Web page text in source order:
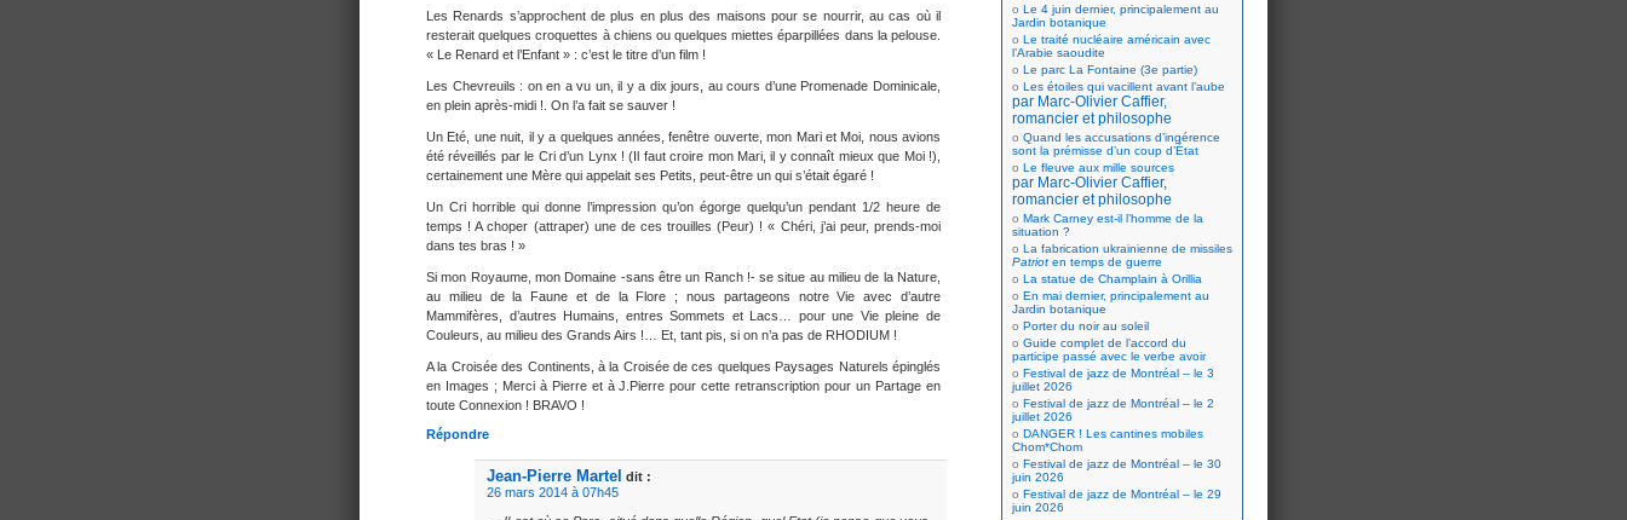
Les Renards s’approchent de plus en plus des maisons pour se nourrir, au cas où il
resterait quelques croquettes à chiens ou quelques miettes éparpillées dans la pelouse.
« Le Renard et l’Enfant » : c’est le titre d’un film !
Les Chevreuils : on en a vu un, il y a dix jours, au cours d’une Promenade Dominicale,
en plein après-midi !. On l’a fait se sauver !
Un Eté, une nuit, il y a quelques années, fenêtre ouverte, mon Mari et Moi, nous avions
été réveillés par le Cri d’un Lynx ! (Il faut croire mon Mari, il y connaît mieux que Moi !),
certainement une Mère qui appelait ses Petits, peut-être un qui s’était égaré !
Un Cri horrible qui donne l’impression qu’on égorge quelqu’un pendant 1/2 heure de
temps ! A choper (attraper) une de ces trouilles (Peur) ! « Chéri, j’ai peur, prends-moi
dans tes bras ! »
Si mon Royaume, mon Domaine -sans être un Ranch !- se situe au milieu de la Nature,
au milieu de la Faune et de la Flore ; nous partageons notre Vie avec d’autre
Mammifères, d’autres Humains, entres Sommets et Lacs… pour une Vie pleine de
Couleurs, au milieu des Grands Airs !… Et, tant pis, si on n’a pas de RHODIUM !
A la Croisée des Continents, à la Croisée de ces quelques Paysages Naturels épinglés
en Images ; Merci à Pierre et à J.Pierre pour cette retranscription pour un Partage en
toute Connexion ! BRAVO !
Répondre
Jean-Pierre Martel dit :
26 mars 2014 à 07h45
Le 4 juin dernier, principalement au
Jardin botanique
Le traité nucléaire américain avec
l’Arabie saoudite
Le parc La Fontaine (3e partie)
Les étoiles qui vacillent avant l’aube
par Marc-Olivier Caffier,
romancier et philosophe
Quand les accusations d’ingérence
sont la prémisse d’un coup d’État
Le fleuve aux mille sources
par Marc-Olivier Caffier,
romancier et philosophe
Mark Carney est-il l’homme de la
situation ?
La fabrication ukrainienne de missiles
Patriot en temps de guerre
La statue de Champlain à Orillia
En mai dernier, principalement au
Jardin botanique
Porter du noir au soleil
Guide complet de l’accord du
participe passé avec le verbe avoir
Festival de jazz de Montréal – le 3
juillet 2026
Festival de jazz de Montréal – le 2
juillet 2026
DANGER ! Les cantines mobiles
Chom*Chom
Festival de jazz de Montréal – le 30
juin 2026
Festival de jazz de Montréal – le 29
juin 2026